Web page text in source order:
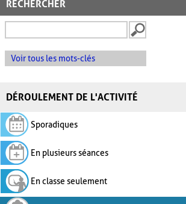
RECHERCHER
Voir tous les mots-clés
DÉROULEMENT DE L'ACTIVITÉ
Sporadiques
En plusieurs séances
En classe seulement